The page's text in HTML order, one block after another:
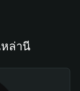
ล่านี้